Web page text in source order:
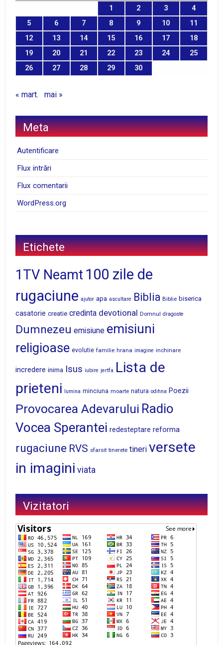
1
2 3
4
5
6 7 8 9 10
11
12
13 14 15 16 17
18
19
20 21 22 23 24
25
26
27 28 29 30
« mart. mai »
Meta
Autentificare
Flux intrări
Flux comentarii
WordPress.org
Etichete
1TV Neamt 100 zile de
rugaciune ajutor apa ascultare Biblia Biblie biserica
casatorie creatie credinta devotional Domnul dragoste
Dumnezeu emisiune emisiuni
religioase evolutie familie hrana imagine inchinare
incredere inima Isus iubire jertfa Lista de
prieteni
lumina minciuna moarte natura odihna Poezii
Provocarea Adevarului Radio
Vocea Sperantei redesteptare reforma
rugaciune RVS sfarsit tinerete tineri versete
in imagini viata
Vizitatori